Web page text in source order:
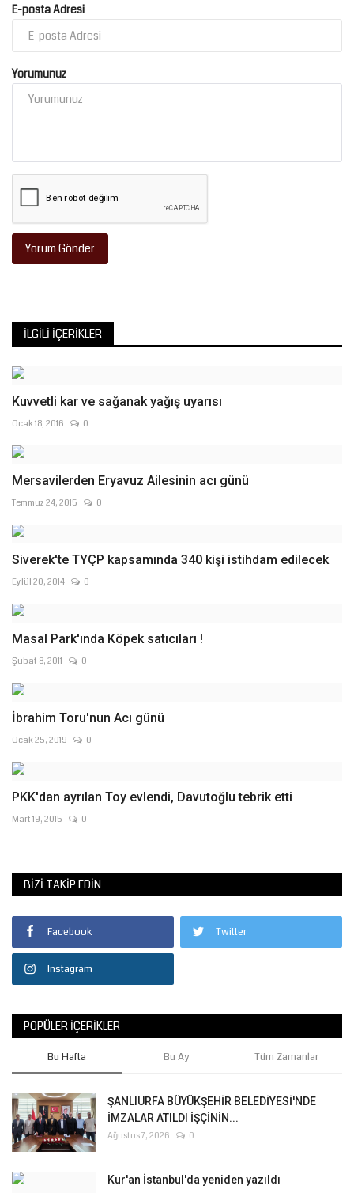
E-posta Adresi
Yorumunuz
Yorum Gönder
İLGILI İÇERIKLER
Kuvvetli kar ve sağanak yağış uyarısı
Ocak 18, 2016 0
Mersavilerden Eryavuz Ailesinin acı günü
Temmuz 24, 2015 0
Siverek'te TYÇP kapsamında 340 kişi istihdam edilecek
Eylül 20, 2014 0
Masal Park'ında Köpek satıcıları !
Şubat 8, 2011 0
İbrahim Toru'nun Acı günü
Ocak 25, 2019 0
PKK'dan ayrılan Toy evlendi, Davutoğlu tebrik etti
Mart 19, 2015 0
BIZI TAKIP EDIN
Facebook Twitter
Instagram
POPÜLER İÇERIKLER
Bu Hafta Bu Ay Tüm Zamanlar
ŞANLIURFA BÜYÜKŞEHİR BELEDİYESİ'NDE
İMZALAR ATILDI İŞÇİNİN...
Ağustos 7, 2026 0
Kur'an İstanbul'da yeniden yazıldı